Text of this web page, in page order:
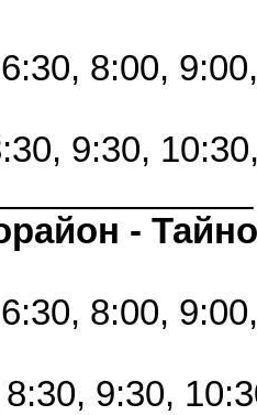
8:00,
9:30,
-
8:00,
9:30,